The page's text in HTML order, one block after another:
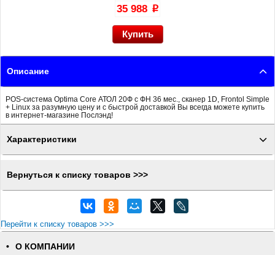
35 988 p
Описание
POS-система Optima Core АТОЛ 20Ф с ФН 36 мес., сканер 1D, Frontol Simple
+ Linux за разумную цену и с быстрой доставкой Вы всегда можете купить
в интернет-магазине Послэнд!
Характеристики
Вернуться к списку товаров >>>
Перейти к списку товаров >>>
О КОМПАНИИ